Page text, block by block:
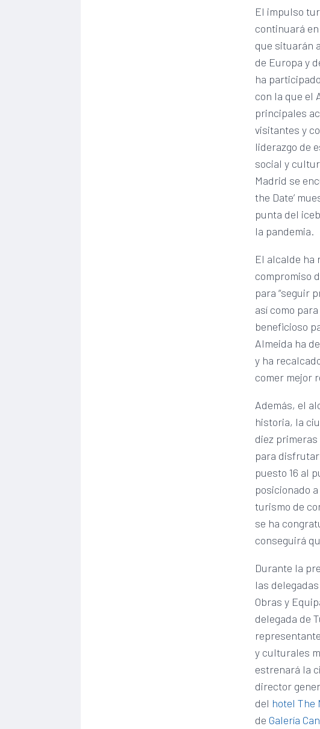
El impulso
continuará
que situarán
de Europa y
ha
con la que el
principales
visitantes y
liderazgo de
social y
Madrid se
the Date’
punta del
la pandemia.
El alcalde ha
compromiso
para “seguir
así como
beneficioso
Almeida ha
y ha
comer mejor
Además, el
historia, la
diez
para disfrutar
puesto 16 al
posicionado
turismo de
se ha
conseguirá
Durante la
las
Obras y
delegada de
y culturales
estrenará la
director
del hotel The
de Galería